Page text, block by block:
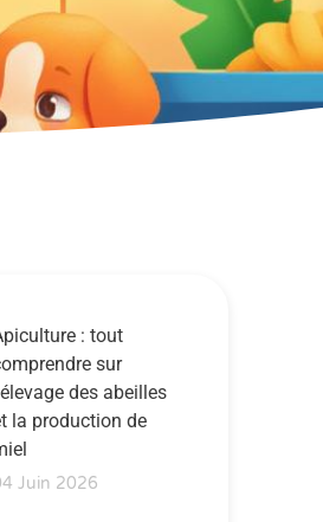
: tout
sur
des abeilles
la production de
Juin 2026